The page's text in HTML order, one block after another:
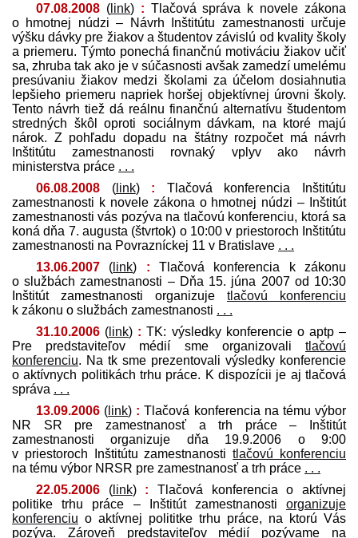
07.08.2008 (link) : Tlačová správa k novele zákona
o hmotnej núdzi – Návrh Inštitútu zamestnanosti určuje
výšku dávky pre žiakov a študentov závislú od kvality školy
a priemeru. Týmto ponechá finančnú motiváciu žiakov učiť
sa, zhruba tak ako je v súčasnosti avšak zamedzí umelému
presúvaniu žiakov medzi školami za účelom dosiahnutia
lepšieho priemeru napriek horšej objektívnej úrovni školy.
Tento návrh tiež dá reálnu finančnú alternatívu študentom
stredných škôl oproti sociálnym dávkam, na ktoré majú
nárok. Z pohľadu dopadu na štátny rozpočet má návrh
Inštitútu zamestnanosti rovnaký vplyv ako návrh
ministerstva práce . . .
06.08.2008 (link) : Tlačová konferencia Inštitútu
zamestnanosti k novele zákona o hmotnej núdzi – Inštitút
zamestnanosti vás pozýva na tlačovú konferenciu, ktorá sa
koná dňa 7. augusta (štvrtok) o 10:00 v priestoroch Inštitútu
zamestnanosti na Povrazníckej 11 v Bratislave . . .
13.06.2007 ( link) : Tlačová konferencia k zákonu
o službách zamestnanosti – Dňa 15. júna 2007 od 10:30
Inštitút zamestnanosti organizuje tlačovú konferenciu
k zákonu o službách zamestnanosti . . .
31.10.2006 ( link) : TK: výsledky konferencie o aptp –
Pre pred­staviteľov médií sme organizovali tlačovú
konferenciu. Na tk sme prezentovali výsledky konferencie
o aktívnych politikách trhu práce. K dispozícii je aj tlačová
správa . . .
13.09.2006 ( link) : Tlačová konferencia na tému výbor
NR SR pre zamestnanosť a trh práce – Inštitút
zamestnanosti organizuje dňa 19.9.2006 o 9:00
v priestoroch Inštitútu zamestnanostitlačovú konferenciu
na tému výbor NRSR pre zamestnanosť a trh práce . . .
22.05.2006 (link) : Tlačová konferencia o aktívnej
politike trhu práce – Inštitút zamestnanosti organizuje
konferenciu o aktívnej polititke trhu práce, na ktorú Vás
pozýva. Zároveň pred­staviteľov médií pozývame na